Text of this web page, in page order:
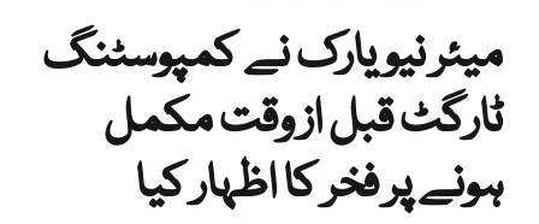
میئر نیویارک نے کمپوسٹنگ
ٹارگٹ قبل از وقت مکمل
ہونے پر فخر کا اظہار کیا